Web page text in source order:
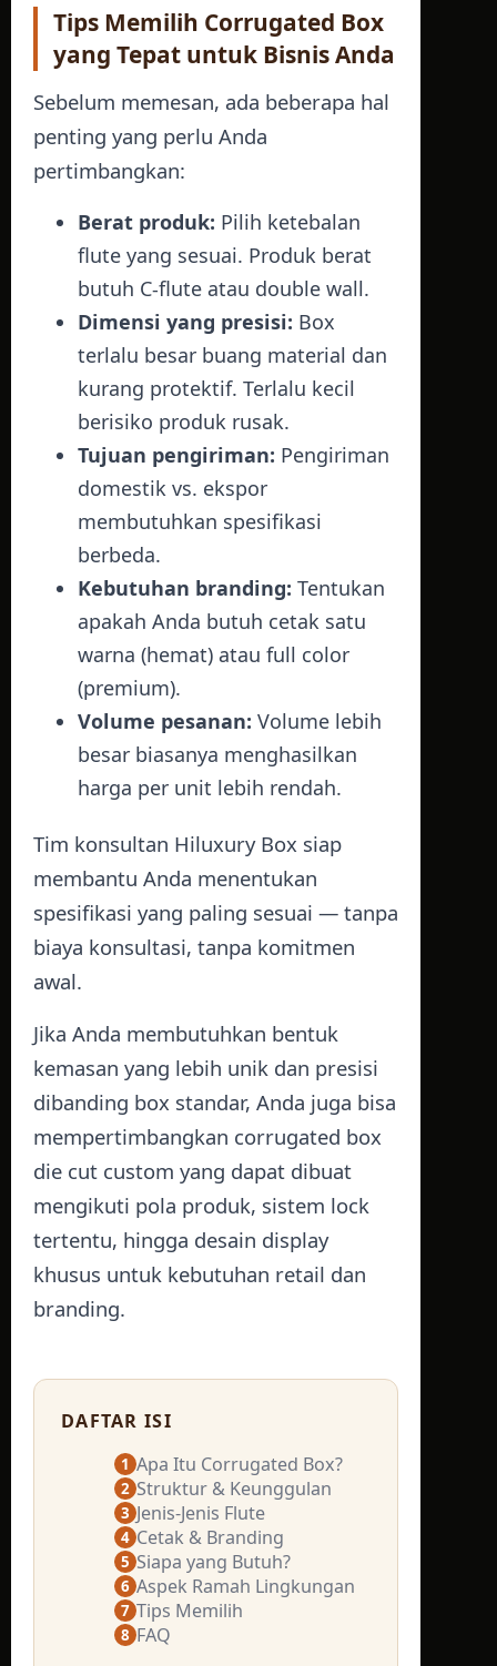
Tips Memilih Corrugated Box
yang Tepat untuk Bisnis Anda
Sebelum memesan, ada beberapa hal
penting yang perlu Anda
pertimbangkan:
Berat produk: Pilih ketebalan
flute yang sesuai. Produk berat
butuh C-flute atau double wall.
Dimensi yang presisi: Box
terlalu besar buang material dan
kurang protektif. Terlalu kecil
berisiko produk rusak.
Tujuan pengiriman: Pengiriman
domestik vs. ekspor
membutuhkan spesifikasi
berbeda.
Kebutuhan branding: Tentukan
apakah Anda butuh cetak satu
warna (hemat) atau full color
(premium).
Volume pesanan: Volume lebih
besar biasanya menghasilkan
harga per unit lebih rendah.
Tim konsultan Hiluxury Box siap
membantu Anda menentukan
spesifikasi yang paling sesuai — tanpa
biaya konsultasi, tanpa komitmen
awal.
Jika Anda membutuhkan bentuk
kemasan yang lebih unik dan presisi
dibanding box standar, Anda juga bisa
mempertimbangkan corrugated box
die cut custom yang dapat dibuat
mengikuti pola produk, sistem lock
tertentu, hingga desain display
khusus untuk kebutuhan retail dan
branding.
DAFTAR ISI
1 Apa Itu Corrugated Box?
2 Struktur & Keunggulan
3 Jenis-Jenis Flute
4 Cetak & Branding
5 Siapa yang Butuh?
6 Aspek Ramah Lingkungan
7 Tips Memilih
8 FAQ